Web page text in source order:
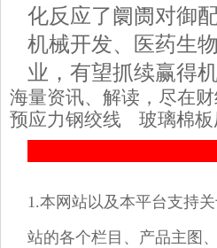
化反应了阛阓对御
机械开发、医药生
业，有望抓续赢得
海量资讯、解读，尽在
预应力钢绞线
玻璃棉
1.本网站以及本平台支持
站的各个栏目、产品主图